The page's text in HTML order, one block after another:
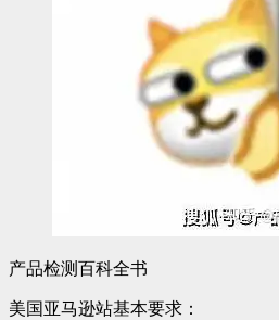
产品检测百科全书
美国亚马逊站基本要求：